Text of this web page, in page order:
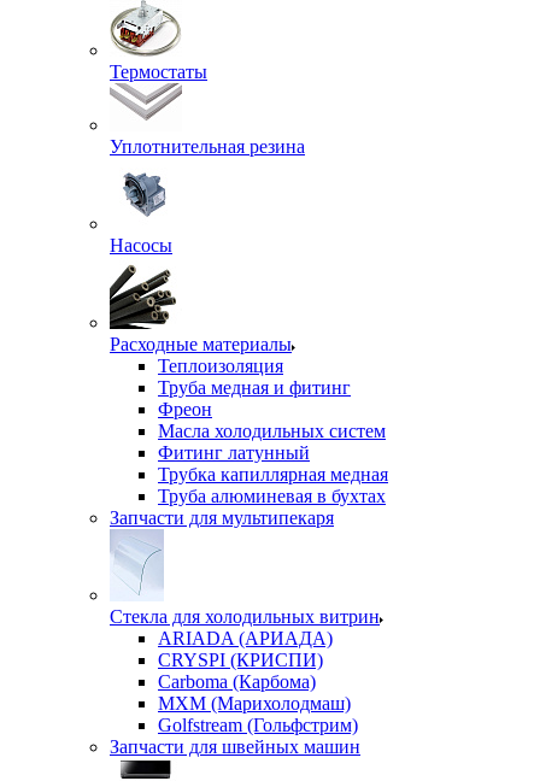
Термостаты
Уплотнительная резина
Насосы
Расходные материалы
Теплоизоляция
Труба медная и фитинг
Фреон
Масла холодильных систем
Фитинг латунный
Трубка капиллярная медная
Труба алюминевая в бухтах
Запчасти для мультипекаря
Стекла для холодильных витрин
ARIADA (АРИАДА)
CRYSPI (КРИСПИ)
Carboma (Карбома)
MXM (Марихолодмаш)
Golfstream (Гольфстрим)
Запчасти для швейных машин